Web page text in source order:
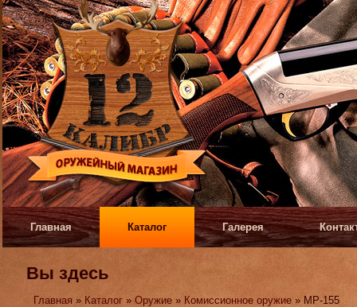
Главная Каталог Галерея
Вы здесь
Главная » Каталог »Оружие » Комиссионное оружие » МР-155